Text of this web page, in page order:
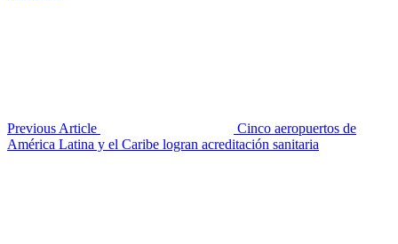
Previous Article
Cinco aeropuertos de
América Latina y el Caribe logran acreditación sanitaria